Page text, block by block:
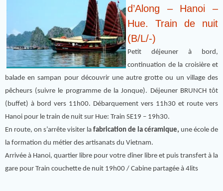
d’Along – Hanoi –
Hue. Train de nuit
(B/L/-)
Petit déjeuner à bord,
continuation de la croisière et
balade en sampan pour découvrir une autre grotte ou un village des
pêcheurs (suivre le programme de la Jonque). Déjeuner BRUNCH tôt
(buffet) à bord vers 11h00. Débarquement vers 11h30 et route vers
Hanoi pour le train de nuit sur Hue: Train SE19 – 19h30.
En route, on s’arrête visiter la fabrication de la céramique, une école de
la formation du métier des artisanats du Vietnam.
Arrivée à Hanoi, quartier libre pour votre dîner libre et puis transfert à la
gare pour Train couchette de nuit 19h00 / Cabine partagée à 4lits